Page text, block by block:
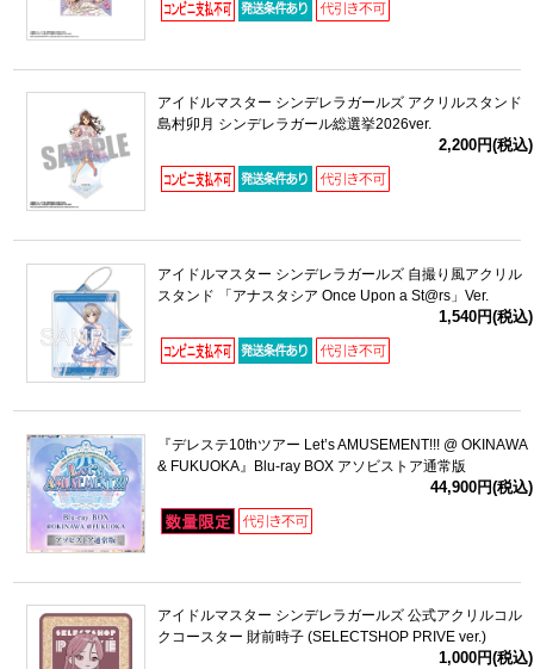
アイドルマスター シンデレラガールズ アクリルスタンド
島村卯月 シンデレラガール総選挙2026ver.
2,200円(税込)
アイドルマスター シンデレラガールズ 自撮り風アクリル
スタンド 「アナスタシア Once Upon a St@rs」Ver.
1,540円(税込)
『デレステ10thツアー Let’s AMUSEMENT!!! @ OKINAWA
& FUKUOKA』Blu-ray BOX アソビストア通常版
44,900円(税込)
アイドルマスター シンデレラガールズ 公式アクリルコル
クコースター 財前時子 (SELECTSHOP PRIVE ver.)
1,000円(税込)